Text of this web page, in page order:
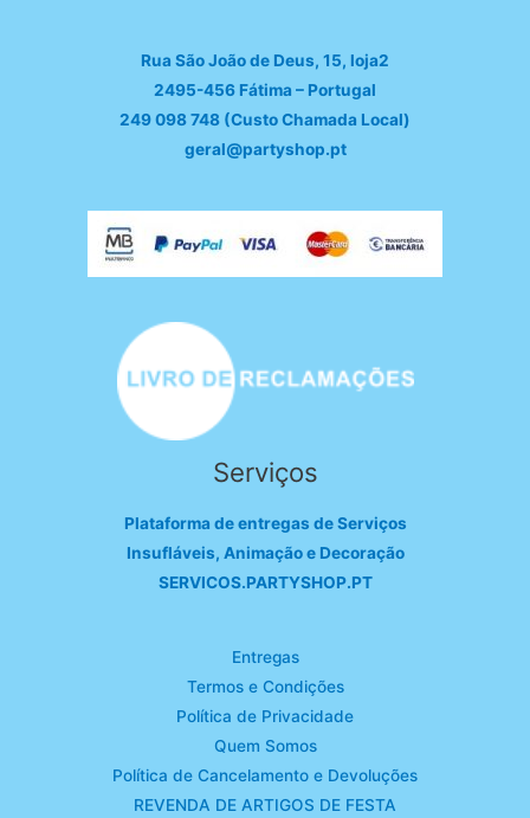
Rua São João de Deus, 15, loja2
2495-456 Fátima – Portugal
249 098 748 (Custo Chamada Local)
geral@partyshop.pt
Serviços
Plataforma de entregas de Serviços
Insufláveis, Animação e Decoração
SERVICOS.PARTYSHOP.PT
Entregas
Termos e Condições
Política de Privacidade
Quem Somos
Política de Cancelamento e Devoluções
REVENDA DE ARTIGOS DE FESTA